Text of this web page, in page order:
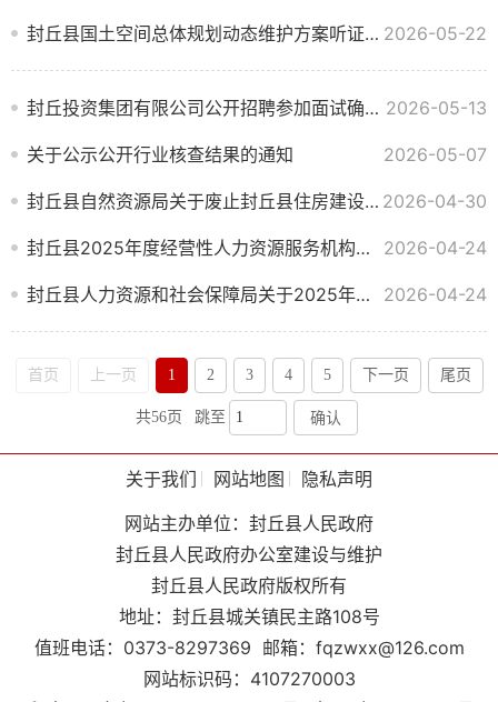
封丘县国土空间总体规划动态维护方案听证会公告 2026-05-22
封丘投资集团有限公司公开招聘参加面试确认人员名单公示 2026-05-13
关于公示公开行业核查结果的通知 2026-05-07
封丘县自然资源局关于废止封丘县住房建设和城市管理局一宗国有建设用地使用权的公告 2026-04-30
封丘县2025年度经营性人力资源服务机构年度报告情况公示 2026-04-24
封丘县人力资源和社会保障局关于2025年度劳务派遣单位年度报告核验结果的通报 2026-04-24
首页 上一页 1 2 3 4 5 下一页 尾页
共56页 跳至 确认
关于我们 网站地图
隐私声明
网站主办单位：封丘县人民政府
封丘县人民政府办公室建设与维护
封丘县人民政府版权所有
地址：封丘县城关镇民主路108号
值班电话：0373-8297369 邮箱：fqzwxx@126.com
网站标识码：4107270003